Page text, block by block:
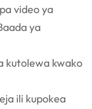
video ya
ya
kutolewa kwako
ili kupokea